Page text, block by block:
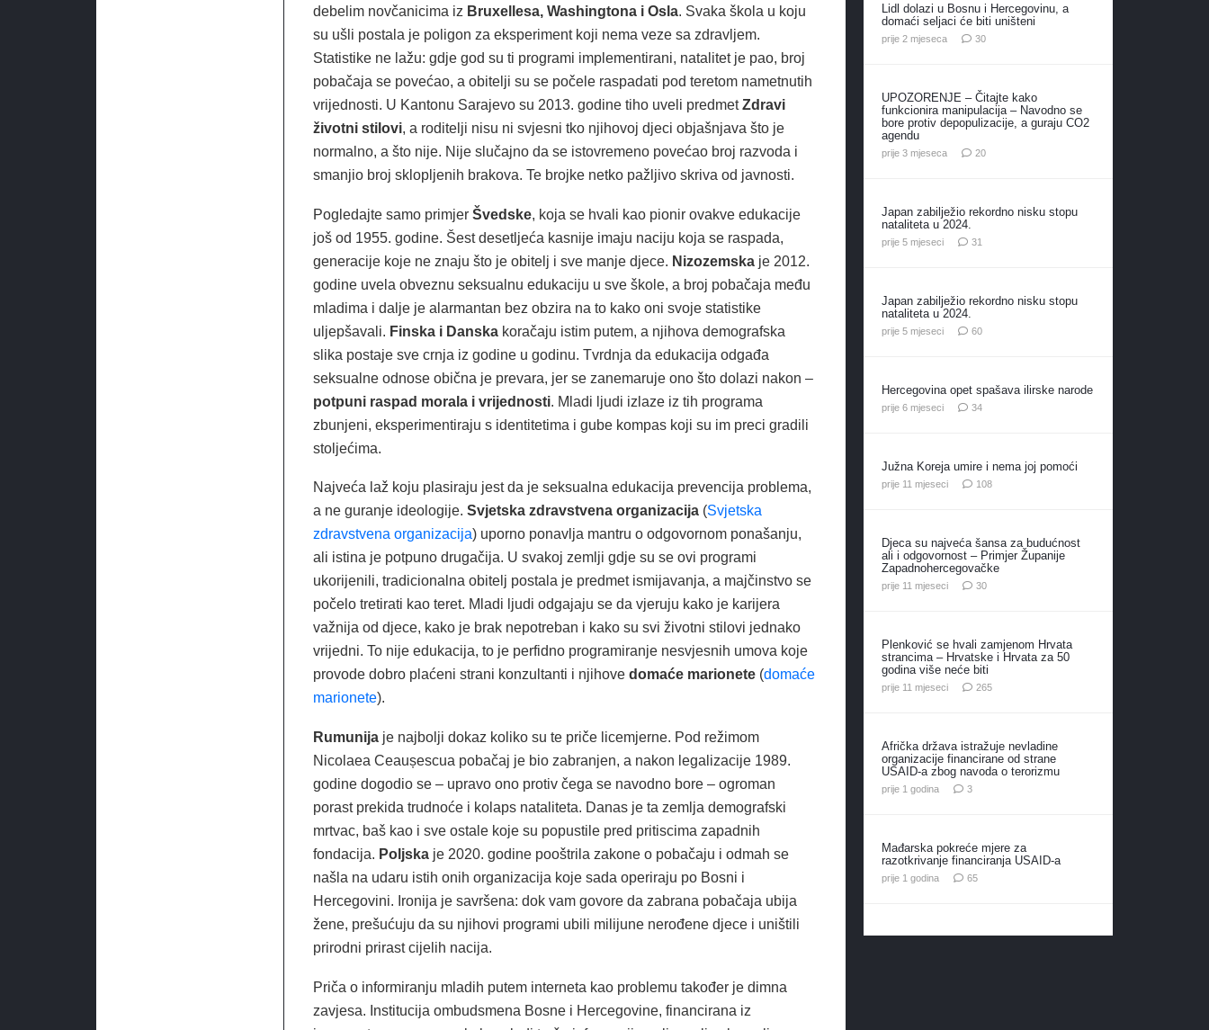
debelim novčanicima iz Bruxellesa, Washingtona i Osla. Svaka škola u koju
su ušli postala je poligon za eksperiment koji nema veze sa zdravljem.
Statistike ne lažu: gdje god su ti programi implementirani, natalitet je pao, broj
pobačaja se povećao, a obitelji su se počele raspadati pod teretom nametnutih
vrijednosti. U Kantonu Sarajevo su 2013. godine tiho uveli predmetZdravi
životni stilovi, a roditelji nisu ni svjesni tko njihovoj djeci objašnjava što je
normalno, a što nije. Nije slučajno da se istovremeno povećao broj razvoda i
smanjio broj sklopljenih brakova. Te brojke netko pažljivo skriva od javnosti.
Pogledajte samo primjer Švedske, koja se hvali kao pionir ovakve edukacije
još od 1955. godine. Šest desetljeća kasnije imaju naciju koja se raspada,
generacije koje ne znaju što je obitelj i sve manje djece. Nizozemskaje 2012.
godine uvela obveznu seksualnu edukaciju u sve škole, a broj pobačaja među
mladima i dalje je alarmantan bez obzira na to kako oni svoje statistike
uljepšavali. Finska i Danskakoračaju istim putem, a njihova demografska
slika postaje sve crnja iz godine u godinu. Tvrdnja da edukacija odgađa
seksualne odnose obična je prevara, jer se zanemaruje ono što dolazi nakon –
potpuni raspad morala i vrijednosti. Mladi ljudi izlaze iz tih programa
zbunjeni, eksperimentiraju s identitetima i gube kompas koji su im preci gradili
stoljećima.
Najveća laž koju plasiraju jest da je seksualna edukacija prevencija problema,
a ne guranje ideologije. Svjetska zdravstvena organizacija(Svjetska
zdravstvena organizacija) uporno ponavlja mantru o odgovornom ponašanju,
ali istina je potpuno drugačija. U svakoj zemlji gdje su se ovi programi
ukorijenili, tradicionalna obitelj postala je predmet ismijavanja, a majčinstvo se
počelo tretirati kao teret. Mladi ljudi odgajaju se da vjeruju kako je karijera
važnija od djece, kako je brak nepotreban i kako su svi životni stilovi jednako
vrijedni. To nije edukacija, to je perfidno programiranje nesvjesnih umova koje
provode dobro plaćeni strani konzultanti i njihove domaće marionete(domaće
marionete).
Rumunijaje najbolji dokaz koliko su te priče licemjerne. Pod režimom
Nicolaea Ceaușescua pobačaj je bio zabranjen, a nakon legalizacije 1989.
godine dogodio se – upravo ono protiv čega se navodno bore – ogroman
porast prekida trudnoće i kolaps nataliteta. Danas je ta zemlja demografski
mrtvac, baš kao i sve ostale koje su popustile pred pritiscima zapadnih
fondacija. Poljskaje 2020. godine pooštrila zakone o pobačaju i odmah se
našla na udaru istih onih organizacija koje sada operiraju po Bosni i
Hercegovini. Ironija je savršena: dok vam govore da zabrana pobačaja ubija
žene, prešućuju da su njihovi programi ubili milijune nerođene djece i uništili
prirodni prirast cijelih nacija.
Priča o informiranju mladih putem interneta kao problemu također je dimna
zavjesa. Institucija ombudsmena Bosne i Hercegovine, financirana iz
Lidl dolazi u Bosnu i Hercegovinu, a
domaći seljaci će biti uništeni
prije 2 mjeseca 30komentara
UPOZORENJE – Čitajte kako
funkcionira manipulacija – Navodno se
bore protiv depopulizacije, a guraju CO2
agendu
prije 3 mjeseca 20komentara
Japan zabilježio rekordno nisku stopu
nataliteta u 2024.
prije 5 mjeseci 31
Japan zabilježio rekordno nisku stopu
nataliteta u 2024.
prije 5 mjeseci 60komentara
Hercegovina opet spašava ilirske narode
prije 6 mjeseci 34komentara
Južna Koreja umire i nema joj pomoći
prije 11 mjeseci 108komentara
Djeca su najveća šansa za budućnost
ali i odgovornost – Primjer Županije
Zapadnohercegovačke
prije 11 mjeseci 30komentara
Plenković se hvali zamjenom Hrvata
strancima – Hrvatske i Hrvata za 50
godina više neće biti
prije 11 mjeseci 265komentara
Afrička država istražuje nevladine
organizacije financirane od strane
USAID-a zbog navoda o terorizmu
prije 1 godina 3komentara
Mađarska pokreće mjere za
razotkrivanje financiranja USAID-a
prije 1 godina 65komentara